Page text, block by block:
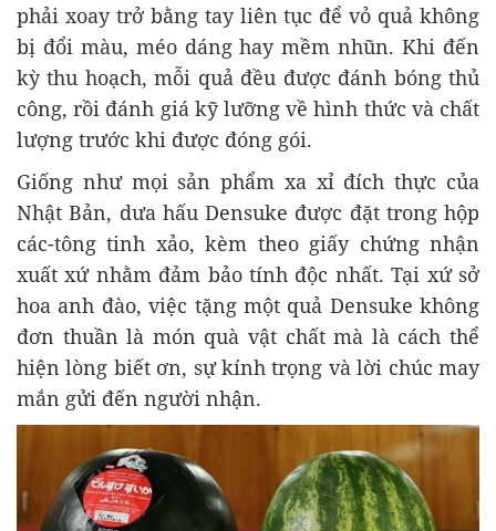
phải xoay trở bằng tay liên tục để vỏ quả không
bị đổi màu, méo dáng hay mềm nhũn. Khi đến
kỳ thu hoạch, mỗi quả đều được đánh bóng thủ
công, rồi đánh giá kỹ lưỡng về hình thức và chất
lượng trước khi được đóng gói.
Giống như mọi sản phẩm xa xỉ đích thực của
Nhật Bản, dưa hấu Densuke được đặt trong hộp
các-tông tinh xảo, kèm theo giấy chứng nhận
xuất xứ nhằm đảm bảo tính độc nhất. Tại xứ sở
hoa anh đào, việc tặng một quả Densuke không
đơn thuần là món quà vật chất mà là cách thể
hiện lòng biết ơn, sự kính trọng và lời chúc may
mắn gửi đến người nhận.